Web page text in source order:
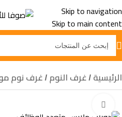
Skip to navigation
Skip to main content
الرئيسية غرف النوم غرف نوم